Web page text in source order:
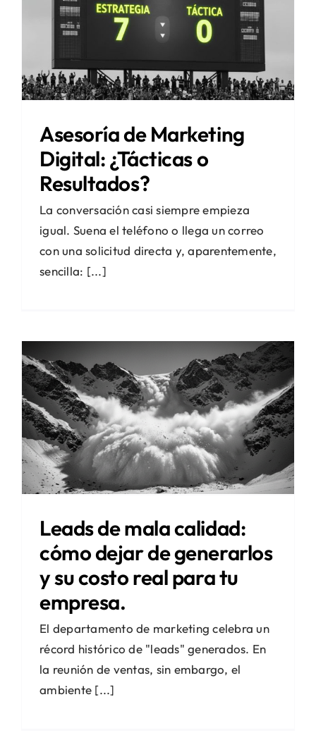
Asesoría de Marketing
Digital: ¿Tácticas o
Resultados?
La conversación casi siempre empieza
igual. Suena el teléfono o llega un correo
con una solicitud directa y, aparentemente,
sencilla: [...]
Leads de mala calidad:
cómo dejar de generarlos
y su costo real para tu
empresa.
El departamento de marketing celebra un
récord histórico de "leads" generados. En
la reunión de ventas, sin embargo, el
ambiente [...]